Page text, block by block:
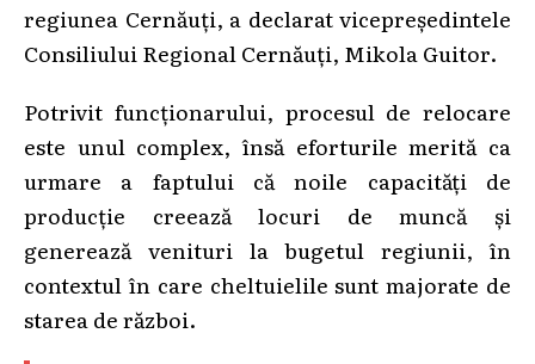
regiunea Cernăuți, a declarat vicepreședintele
Consiliului Regional Cernăuți, Mikola Guitor.
Potrivit funcționarului, procesul de relocare
este unul complex, însă eforturile merită ca
urmare a faptului că noile capacități de
producție creează locuri de muncă şi
generează venituri la bugetul regiunii, în
contextul în care cheltuielile sunt majorate de
starea de război.